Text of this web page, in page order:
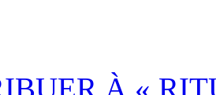
À «